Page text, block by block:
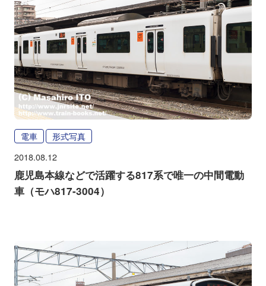
電車 形式写真
2018.08.12
鹿児島本線などで活躍する817系で唯一の中間電動
車（モハ817-3004）